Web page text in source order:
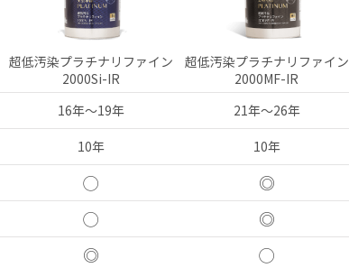
超低汚染プラチナリファイン
2000Si-IR
超低汚染プラチナリファイン
2000MF-IR
16年〜19年 21年〜26年
10年 10年
◯ ◎
◯ ◎
◎ ◯